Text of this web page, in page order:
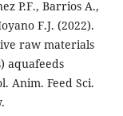
P.F., Barrios A.,
F.J. (2022).
raw materials
aquafeeds
Anim. Feed Sci.